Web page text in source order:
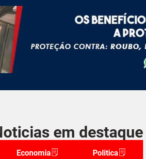
em destaque
Economia Politica